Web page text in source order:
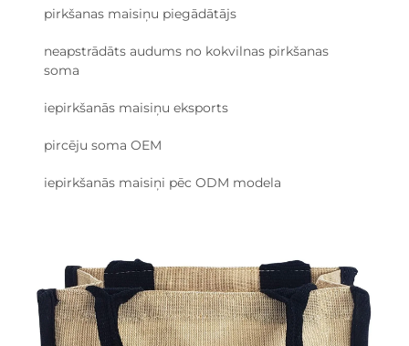
pirkšanas maisiņu piegādātājs
neapstrādāts audums no kokvilnas pirkšanas
soma
iepirkšanās maisiņu eksports
pircēju soma OEM
iepirkšanās maisiņi pēc ODM modela